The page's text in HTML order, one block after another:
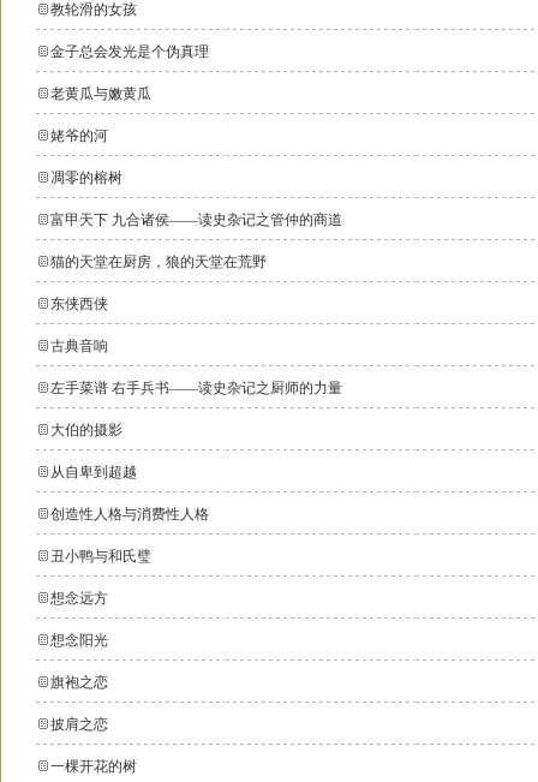
教轮滑的女孩
金子总会发光是个伪真理
老黄瓜与嫩黄瓜
姥爷的河
凋零的榕树
富甲天下 九合诸侯——读史杂记之管仲的商道
猫的天堂在厨房，狼的天堂在荒野
东侠西侠
古典音响
左手菜谱 右手兵书——读史杂记之厨师的力量
大伯的摄影
从自卑到超越
创造性人格与消费性人格
丑小鸭与和氏璧
想念远方
想念阳光
旗袍之恋
披肩之恋
一棵开花的树